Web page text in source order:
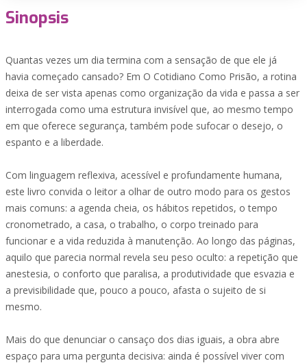
Sinopsis
Quantas vezes um dia termina com a sensação de que ele já
havia começado cansado? Em O Cotidiano Como Prisão, a rotina
deixa de ser vista apenas como organização da vida e passa a ser
interrogada como uma estrutura invisível que, ao mesmo tempo
em que oferece segurança, também pode sufocar o desejo, o
espanto e a liberdade.
Com linguagem reflexiva, acessível e profundamente humana,
este livro convida o leitor a olhar de outro modo para os gestos
mais comuns: a agenda cheia, os hábitos repetidos, o tempo
cronometrado, a casa, o trabalho, o corpo treinado para
funcionar e a vida reduzida à manutenção. Ao longo das páginas,
aquilo que parecia normal revela seu peso oculto: a repetição que
anestesia, o conforto que paralisa, a produtividade que esvazia e
a previsibilidade que, pouco a pouco, afasta o sujeito de si
mesmo.
Mais do que denunciar o cansaço dos dias iguais, a obra abre
espaço para uma pergunta decisiva: ainda é possível viver com